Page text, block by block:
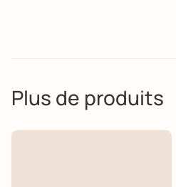
Plus de produits